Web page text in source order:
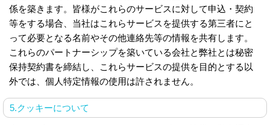
係を築きます。皆様がこれらのサービスに対して申込・契約
等をする場合、当社はこれらサービスを提供する第三者にと
って必要となる名前やその他連絡先等の情報を共有します。
これらのパートナーシップを築いている会社と弊社とは秘密
保持契約書を締結し、これらサービスの提供を目的とする以
外では、個人特定情報の使用は許されません。
5.クッキーについて